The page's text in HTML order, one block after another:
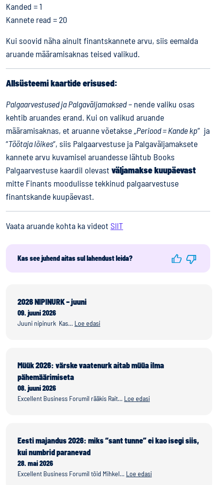
Kanded = 1
Kannete read = 20
Kui soovid näha ainult finantskannete arvu, siis eemalda
aruande määramisaknas teised valikud.
Allsüsteemi kaartide erisused:
Palgaarvestused ja Palgaväljamaksed– nende valiku osas
kehtib aruandes erand. Kui on valikud aruande
määramisaknas, et aruanne võetakse „Periood = Kande kp” ja
“Töötaja lõikes“, siis Palgaarvestuse ja Palgaväljamaksete
kannete arvu kuvamisel aruandesse lähtub Books
Palgaarvestuse kaardil olevast väljamakse kuupäevast
mitte Finants moodulisse tekkinud palgaarvestuse
finantskande kuupäevast.
Vaata aruande kohta ka videot SIIT
Kas see juhend aitas sul lahendust leida?
2026 NIPINURK – juuni
09. juuni 2026
Juuni nipinurk Kas… Loe edasi
Müük 2026: värske vaatenurk aitab müüa ilma
pähemäärimiseta
08. juuni 2026
Excellent Business Forumil rääkis Rait… Loe edasi
Eesti majandus 2026: miks “sant tunne” ei kao isegi siis,
kui numbrid paranevad
28. mai 2026
Excellent Business Forumil tõid Mihkel… Loe edasi